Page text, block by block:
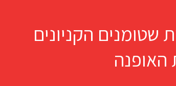
שטומנים הקניונים